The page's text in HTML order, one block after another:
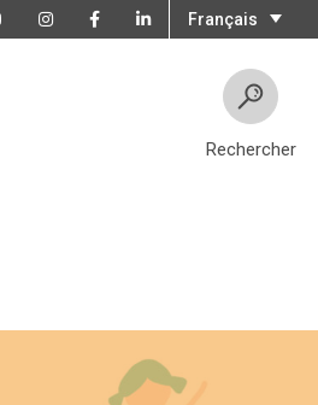
Français
Rechercher